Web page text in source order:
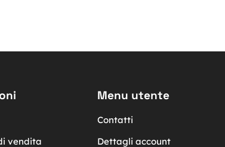
vendita
Menu utente
Contatti
Dettagli account